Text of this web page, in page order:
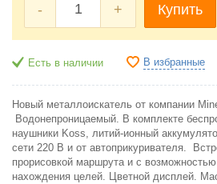
- + Купить
Есть в наличии В избранные
Новый металлоискатель от компании
Водонепроницаемый. В комплекте
наушники Koss, литий-ионный
сети 220 В и от автоприкуривателя.
прорисовкой маршрута и с
нахождения целей. Цветной дисплей.